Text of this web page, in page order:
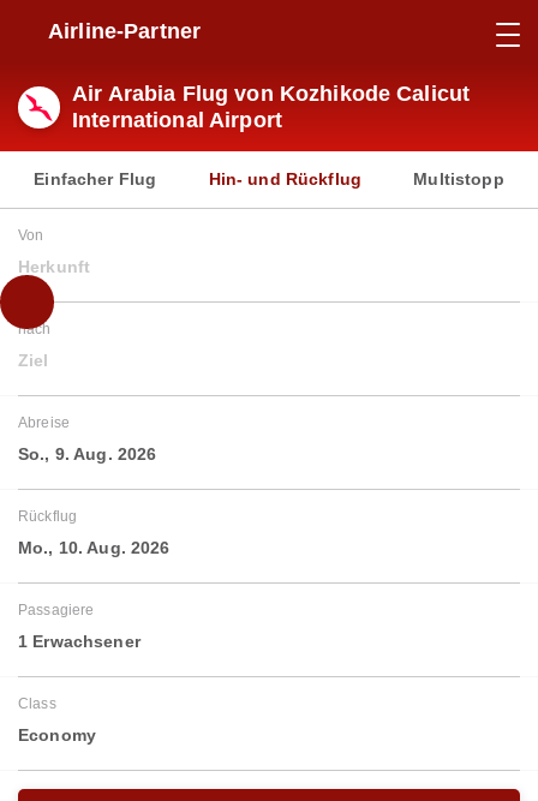
Airline-Partner
Air Arabia Flug von Kozhikode Calicut
International Airport
Einfacher Flug Hin- und Rückflug Multistopp
Von
Herkunft
nach
Ziel
Abreise
So., 9. Aug. 2026
Rückflug
Mo., 10. Aug. 2026
Passagiere
1 Erwachsener
Class
Economy